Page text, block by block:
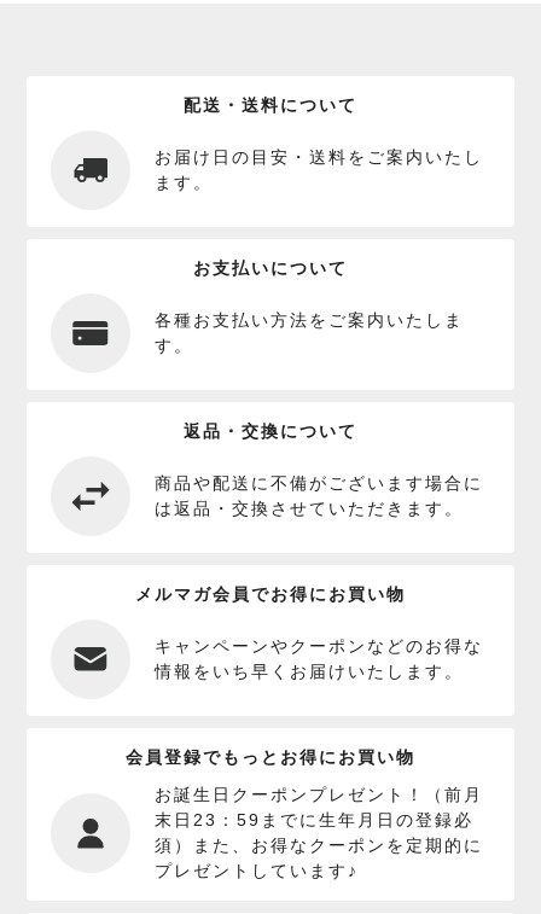
配送・送料について
お届け日の目安・送料をご案内いたし
ます。
お支払いについて
各種お支払い方法をご案内いたしま
す。
返品・交換について
商品や配送に不備がございます場合に
は返品・交換させていただきます。
メルマガ会員でお得にお買い物
キャンペーンやクーポンなどのお得な
情報をいち早くお届けいたします。
会員登録でもっとお得にお買い物
お誕生日クーポンプレゼント！（前月
末日23：59までに生年月日の登録必
須）また、お得なクーポンを定期的に
プレゼントしています♪